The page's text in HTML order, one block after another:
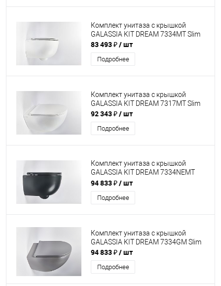
Комплект унитаза с крышкой
GALASSIA KIT DREAM 7334MT Slim
83 493 ₽/ шт
Подробнее
Комплект унитаза с крышкой
GALASSIA KIT DREAM 7317MT Slim
92 343 ₽/ шт
Подробнее
Комплект унитаза с крышкой
GALASSIA KIT DREAM 7334NEMT
Slim
94 833 ₽/ шт
Подробнее
Комплект унитаза с крышкой
GALASSIA KIT DREAM 7334GM Slim
94 833 ₽/ шт
Подробнее